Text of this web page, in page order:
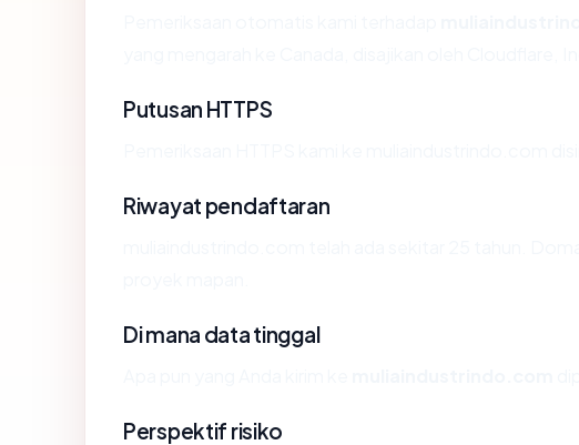
Putusan HTTPS
Riwayat pendaftaran
Di mana data tinggal
Perspektif risiko